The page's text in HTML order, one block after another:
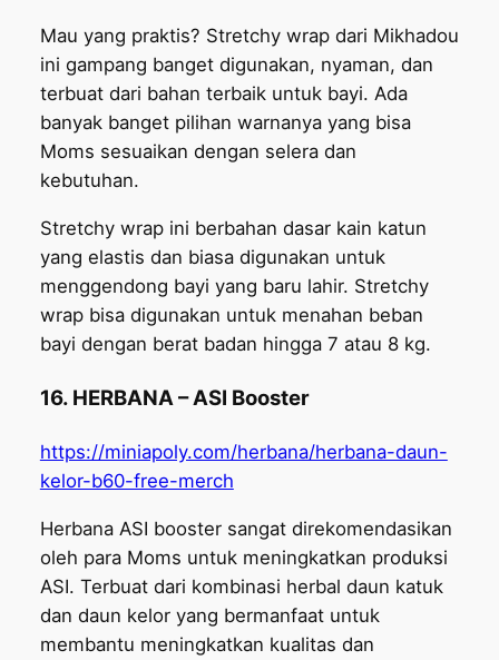
Mau yang praktis? Stretchy wrap dari Mikhadou
ini gampang banget digunakan, nyaman, dan
terbuat dari bahan terbaik untuk bayi. Ada
banyak banget pilihan warnanya yang bisa
Moms sesuaikan dengan selera dan
kebutuhan.
Stretchy wrap ini berbahan dasar kain katun
yang elastis dan biasa digunakan untuk
menggendong bayi yang baru lahir. Stretchy
wrap bisa digunakan untuk menahan beban
bayi dengan berat badan hingga 7 atau 8 kg.
16. HERBANA – ASI Booster
https://miniapoly.com/herbana/herbana-daun-
kelor-b60-free-merch
Herbana ASI booster sangat direkomendasikan
oleh para Moms untuk meningkatkan produksi
ASI. Terbuat dari kombinasi herbal daun katuk
dan daun kelor yang bermanfaat untuk
membantu meningkatkan kualitas dan